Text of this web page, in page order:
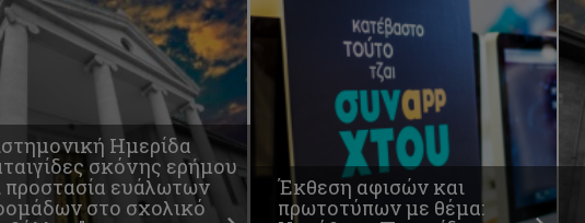
Ημερίδα
σκόνης ερήμου
προστασία ευάλωτων
στο σχολικό
Έκθεση αφισών και
πρωτοτύπων με θέμα: